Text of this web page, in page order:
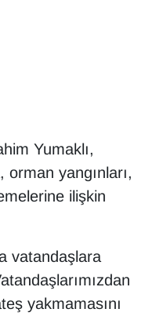
Yumaklı,
orman yangınları,
ilişkin
vatandaşlara
yakmamasını